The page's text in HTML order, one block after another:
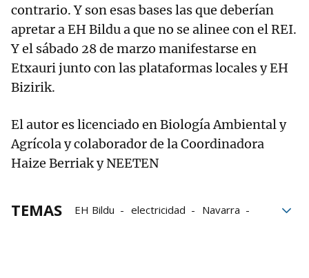
contrario. Y son esas bases las que deberían
apretar a EH Bildu a que no se alinee con el REI.
Y el sábado 28 de marzo manifestarse en
Etxauri junto con las plataformas locales y EH
Bizirik.
El autor es licenciado en Biología Ambiental y
Agrícola y colaborador de la Coordinadora
Haize Berriak y NEETEN
TEMAS EH Bildu electricidad
Navarra